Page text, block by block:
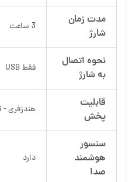
مدت زمان
شارژ
3 ساعت
نحوه اتصال
به شارژ
فقط USB
قابلیت
پخش
هندزفری - OTG - لپتاپ
سنسور
هوشمند
صدا
دارد